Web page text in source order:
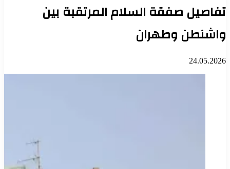
تفاصيل صفقة السلام المرتقبة بين
واشنطن وطهران
24.05.2026